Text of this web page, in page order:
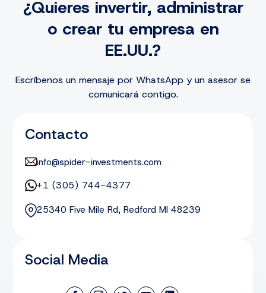
¿Quieres invertir, administrar
o crear tu empresa en
EE.UU.?
Escríbenos un mensaje por WhatsApp y un asesor se
comunicará contigo.
Contacto
info@spider-investments.com
+1 (305) 744-4377
25340 Five Mile Rd, Redford MI 48239
Social Media